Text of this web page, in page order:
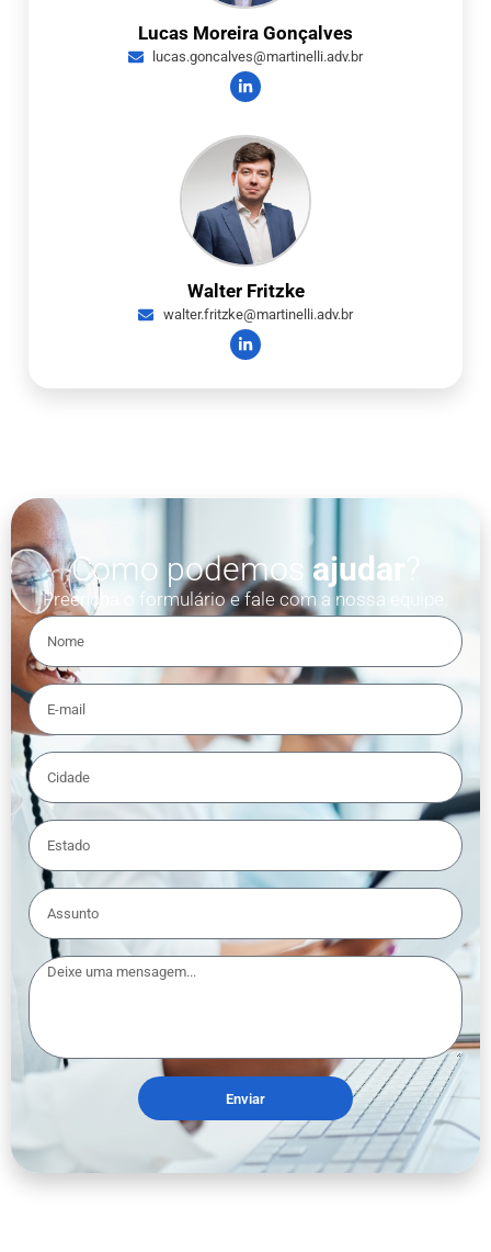
Lucas Moreira Gonçalves
lucas.goncalves@martinelli.adv.br
Walter Fritzke
walter.fritzke@martinelli.adv.br
Como podemos ajudar
Preencha o formulário e fale com a nossa equipe.
Enviar